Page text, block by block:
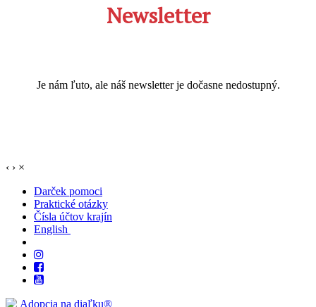
Newsletter
Je nám ľuto, ale náš newsletter je dočasne nedostupný.
‹ › ×
Darček pomoci
Praktické otázky
Čísla účtov krajín
English